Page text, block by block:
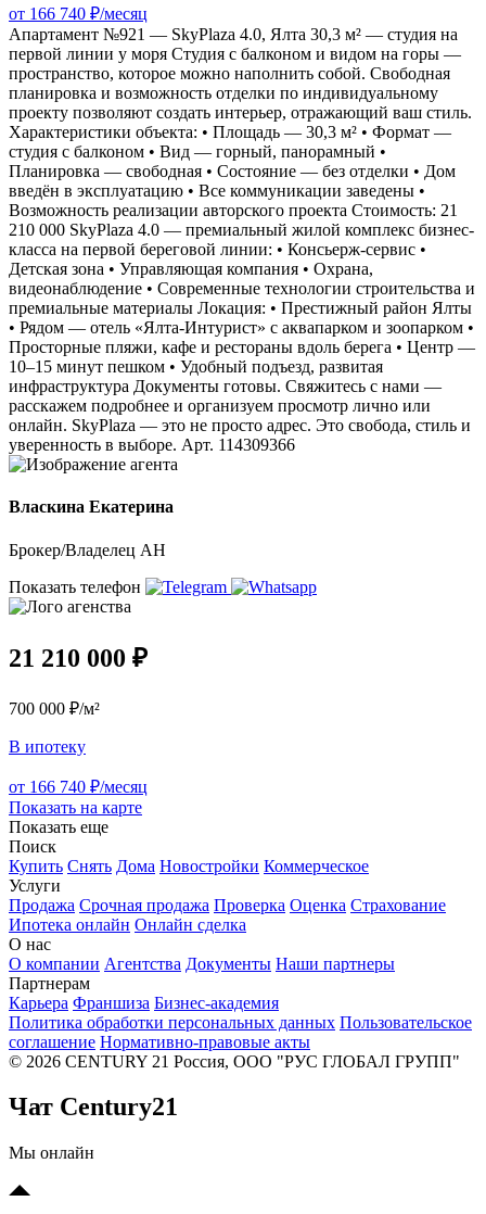
от 166 740 ₽/месяц
Апартамент №921 — SkyPlaza 4.0, Ялта 30,3 м² — студия на
первой линии у моря Студия с балконом и видом на горы —
пространство, которое можно наполнить собой. Свободная
планировка и возможность отделки по индивидуальному
проекту позволяют создать интерьер, отражающий ваш стиль.
Характеристики объекта: • Площадь — 30,3 м² • Формат —
студия с балконом • Вид — горный, панорамный •
Планировка — свободная • Состояние — без отделки • Дом
введён в эксплуатацию • Все коммуникации заведены •
Возможность реализации авторского проекта Стоимость: 21
210 000 SkyPlaza 4.0 — премиальный жилой комплекс бизнес-
класса на первой береговой линии: • Консьерж-сервис •
Детская зона • Управляющая компания • Охрана,
видеонаблюдение • Современные технологии строительства и
премиальные материалы Локация: • Престижный район Ялты
• Рядом — отель «Ялта-Интурист» с аквапарком и зоопарком •
Просторные пляжи, кафе и рестораны вдоль берега • Центр —
10–15 минут пешком • Удобный подъезд, развитая
инфраструктура Документы готовы. Свяжитесь с нами —
расскажем подробнее и организуем просмотр лично или
онлайн. SkyPlaza — это не просто адрес. Это свобода, стиль и
уверенность в выборе. Арт. 114309366
Власкина Екатерина
Брокер/Владелец АН
Показать телефон
21 210 000 ₽
700 000 ₽/м²
В ипотеку
от 166 740 ₽/месяц
Показать на карте
Показать еще
Поиск
Купить Снять Дома Новостройки Коммерческое
Услуги
Продажа Срочная продажа Проверка Оценка Страхование
Ипотека онлайн Онлайн сделка
О нас
О компании Агентства Документы Наши партнеры
Партнерам
Карьера Франшиза Бизнес-академия
Политика обработки персональных данных Пользовательское
соглашение Нормативно-правовые акты
© 2026 CENTURY 21 Россия, ООО "РУС ГЛОБАЛ ГРУПП"
Чат Century21
Мы онлайн